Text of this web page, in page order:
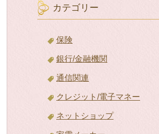
カテゴリー
保険
銀行/金融機関
通信関連
クレジット/電子マネー
ネットショップ